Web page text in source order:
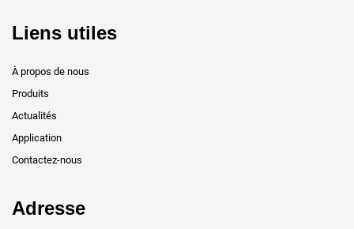
Liens utiles
À propos de nous
Produits
Actualités
Application
Contactez-nous
Adresse